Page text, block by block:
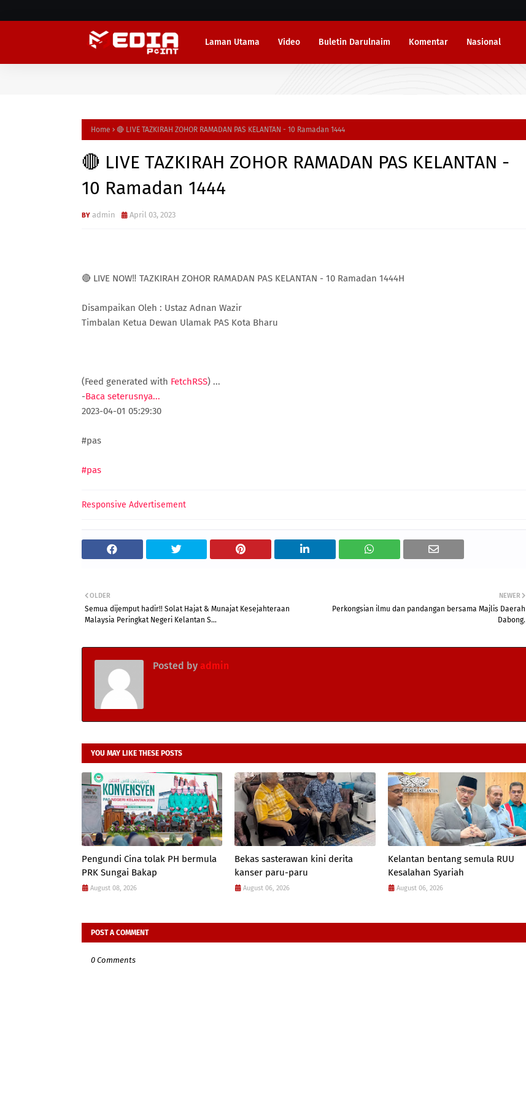
Laman Utama Video Buletin Darulnaim Komentar Nasional
Home 🔴 LIVE TAZKIRAH ZOHOR RAMADAN PAS KELANTAN - 10 Ramadan 1444
🔴 LIVE TAZKIRAH ZOHOR RAMADAN PAS KELANTAN -
10 Ramadan 1444
admin April 03, 2023
🔴 LIVE NOW‼️ TAZKIRAH ZOHOR RAMADAN PAS KELANTAN - 10 Ramadan 1444H
Disampaikan Oleh : Ustaz Adnan Wazir
Timbalan Ketua Dewan Ulamak PAS Kota Bharu
(Feed generated with FetchRSS) ...
-Baca seterusnya...
2023-04-01 05:29:30
#pas
#pas
Responsive Advertisement
NEWER
Perkongsian ilmu dan pandangan bersama Majlis Daerah
Dabong.
OLDER
Semua dijemput hadir!! Solat Hajat & Munajat Kesejahteraan
Malaysia Peringkat Negeri Kelantan S...
Posted by admin
YOU MAY LIKE THESE POSTS
Pengundi Cina tolak PH bermula
PRK Sungai Bakap
August 08, 2026
Bekas sasterawan kini derita
kanser paru-paru
August 06, 2026
Kelantan bentang semula RUU
Kesalahan Syariah
August 06, 2026
POST A COMMENT
0 Comments